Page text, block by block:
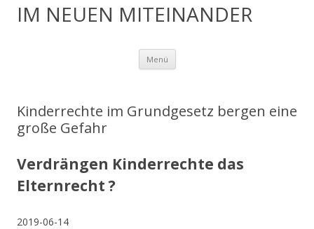
IM NEUEN MITEINANDER
Menü Zum
springen
Kinderrechte im Grundgesetz bergen eine
große Gefahr
Verdrängen Kinderrechte das
Elternrecht ?
2019-06-14